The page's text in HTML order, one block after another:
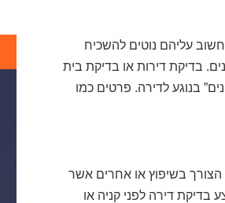
עליהם נוטים להשכיח
בדיקת דירות או בדיקת בית
בנוגע לדירה. פרטים כמו
בשיפוץ או אחרים אשר
בדיקת דירה לפני קניה או